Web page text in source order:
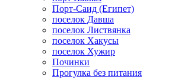
Порт-Саид (Египет)
поселок Давша
поселок Листвянка
поселок Хакусы
поселок Хужир
Починки
Прогулка без питания